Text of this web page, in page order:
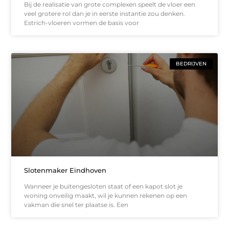
Bij de realisatie van grote complexen speelt de vloer een
veel grotere rol dan je in eerste instantie zou denken.
Estrich-vloeren vormen de basis voor
BEDRIJVEN
Slotenmaker Eindhoven
Wanneer je buitengesloten staat of een kapot slot je
woning onveilig maakt, wil je kunnen rekenen op een
vakman die snel ter plaatse is. Een